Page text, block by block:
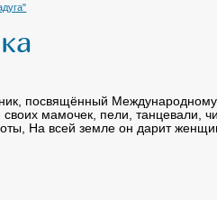
посвящённый
мамочек, пели, танцевали,
На всей земле он дарит